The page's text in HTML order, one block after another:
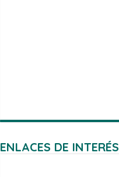
ENLACES DE INTERÉS